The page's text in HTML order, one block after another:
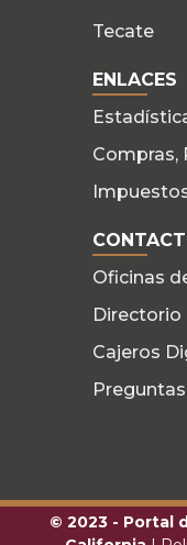
Tecate
ENLACES
Compras,
Oficinas
Directorio
Cajeros
© 2023 - Portal